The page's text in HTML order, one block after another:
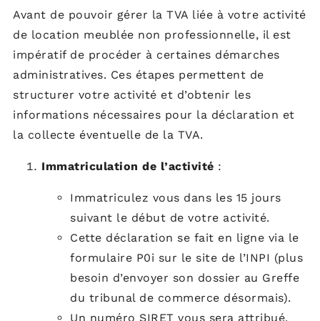
Avant de pouvoir gérer la TVA liée à votre activité
de location meublée non professionnelle, il est
impératif de procéder à certaines démarches
administratives. Ces étapes permettent de
structurer votre activité et d’obtenir les
informations nécessaires pour la déclaration et
la collecte éventuelle de la TVA.
Immatriculation de l’activité :
Immatriculez vous dans les 15 jours
suivant le début de votre activité.
Cette déclaration se fait en ligne via le
formulaire P0i sur le site de l’INPI (plus
besoin d’envoyer son dossier au Greffe
du tribunal de commerce désormais).
Un numéro SIRET vous sera attribué,